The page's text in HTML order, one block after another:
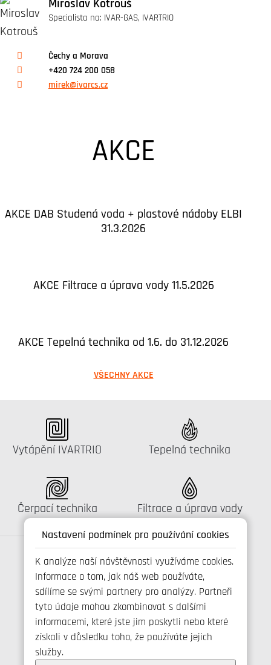
Nastavení podmínek pro používání cookies
K analýze naší návštěvnosti využíváme cookies.
Informace o tom, jak náš web používáte,
sdílíme se svými partnery pro analýzy. Partneři
tyto údaje mohou zkombinovat s dalšími
informacemi, které jste jim poskytli nebo které
získali v důsledku toho, že používáte jejich
služby.
Miroslav Kotrouš
Specialista na: IVAR-GAS, IVARTRIO
Čechy a Morava
+420 724 200 058
mirek@ivarcs.cz
AKCE
AKCE DAB Studená voda + plastové nádoby ELBI
31.3.2026
AKCE Filtrace a úprava vody 11.5.2026
AKCE Tepelná technika od 1.6. do 31.12.2026
VŠECHNY AKCE
Katalog:
Vytápění IVARTRIO Katalog:
Tepelná technika
Katalog:
Čerpací technika Katalog:
Filtrace a úprava vody
Spojte se s námi
+420 800 173 965